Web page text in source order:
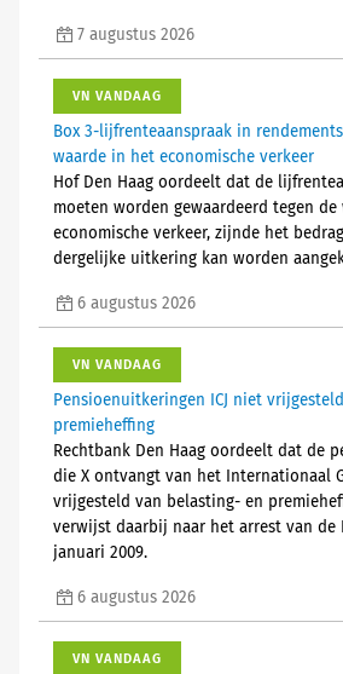
7 augustus 2026
VN VANDAAG
Box 3-lijfrenteaanspraak in
waarde in het economische verkeer
Hof Den Haag oordeelt dat de
moeten worden gewaardeerd tegen
economische verkeer, zijnde het
dergelijke uitkering kan worden
6 augustus 2026
VN VANDAAG
Pensioenuitkeringen ICJ niet
premieheffing
Rechtbank Den Haag oordeelt dat de
die X ontvangt van het Internationaal
vrijgesteld van belasting- en
verwijst daarbij naar het arrest van de
januari 2009.
6 augustus 2026
VN VANDAAG